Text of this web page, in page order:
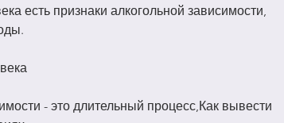
есть признаки алкогольной зависимости,
- это длительный процесс,Как вывести